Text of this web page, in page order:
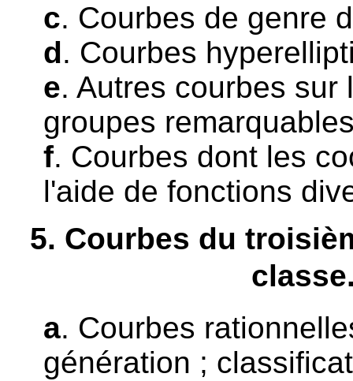
c. Courbes de genre
d. Courbes
e. Autres courbes
groupes
f. Courbes dont les
l'aide de fonctions
5. Courbes du
a. Courbes
génération ;